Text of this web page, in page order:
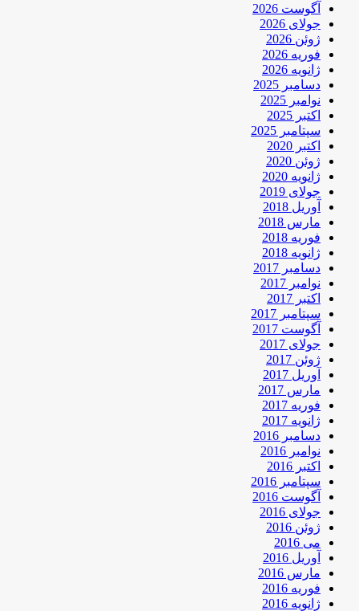
آگوست 2026
جولای 2026
ژوئن 2026
فوریه 2026
ژانویه 2026
دسامبر 2025
نوامبر 2025
اکتبر 2025
سپتامبر 2025
اکتبر 2020
ژوئن 2020
ژانویه 2020
جولای 2019
آوریل 2018
مارس 2018
فوریه 2018
ژانویه 2018
دسامبر 2017
نوامبر 2017
اکتبر 2017
سپتامبر 2017
آگوست 2017
جولای 2017
ژوئن 2017
آوریل 2017
مارس 2017
فوریه 2017
ژانویه 2017
دسامبر 2016
نوامبر 2016
اکتبر 2016
سپتامبر 2016
آگوست 2016
جولای 2016
ژوئن 2016
می 2016
آوریل 2016
مارس 2016
فوریه 2016
ژانویه 2016